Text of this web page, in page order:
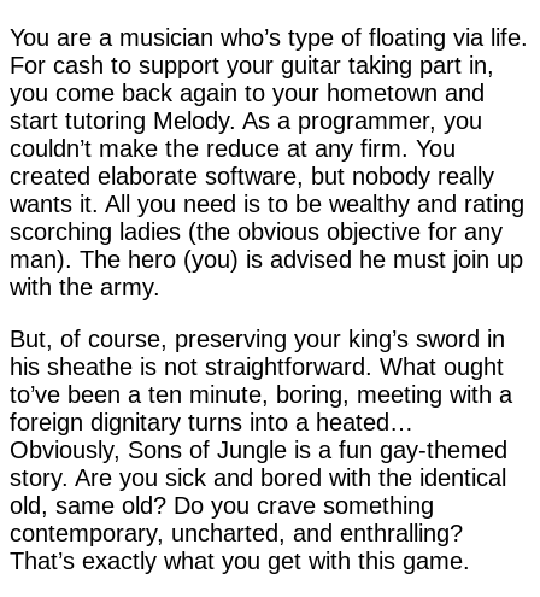
You are a musician who’s type of floating via life.
For cash to support your guitar taking part in,
you come back again to your hometown and
start tutoring Melody. As a programmer, you
couldn’t make the reduce at any firm. You
created elaborate software, but nobody really
wants it. All you need is to be wealthy and rating
scorching ladies (the obvious objective for any
man). The hero (you) is advised he must join up
with the army.
But, of course, preserving your king’s sword in
his sheathe is not straightforward. What ought
to’ve been a ten minute, boring, meeting with a
foreign dignitary turns into a heated…
Obviously, Sons of Jungle is a fun gay-themed
story. Are you sick and bored with the identical
old, same old? Do you crave something
contemporary, uncharted, and enthralling?
That’s exactly what you get with this game.